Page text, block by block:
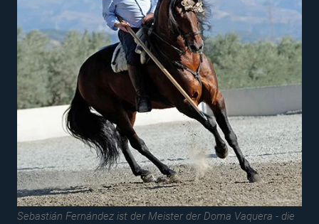
Sebastián Fernández ist der Meister der Doma Vaquera - die